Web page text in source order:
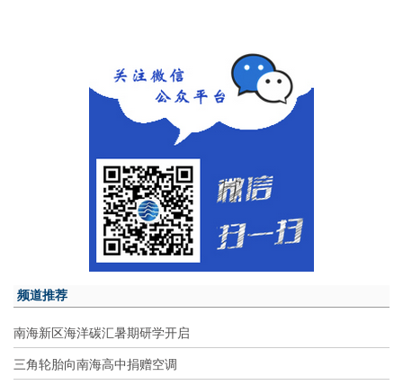
频道推荐
南海新区海洋碳汇暑期研学开启
三角轮胎向南海高中捐赠空调